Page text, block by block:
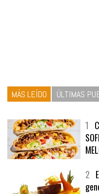
MÁS LEÍDO ÚLTIMAS
1
2